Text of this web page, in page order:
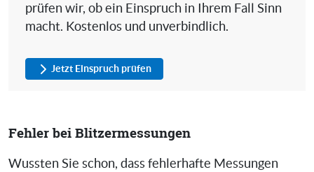
prüfen wir, ob ein Einspruch in Ihrem Fall Sinn
macht. Kostenlos und unverbindlich.
Jetzt Einspruch prüfen
Fehler bei Blitzermessungen
Wussten Sie schon, dass fehlerhafte Messungen